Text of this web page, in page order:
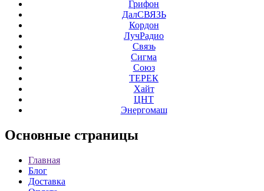
Грифон
ДалСВЯЗЬ
Кордон
ЛучРадио
Связь
Сигма
Союз
ТЕРЕК
Хайт
ЦНТ
Энергомаш
Основные страницы
Главная
Блог
Доставка